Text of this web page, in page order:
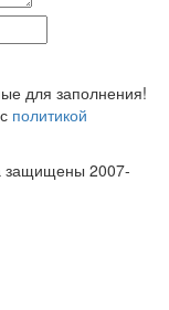
для заполнения!
политикой
защищены 2007-